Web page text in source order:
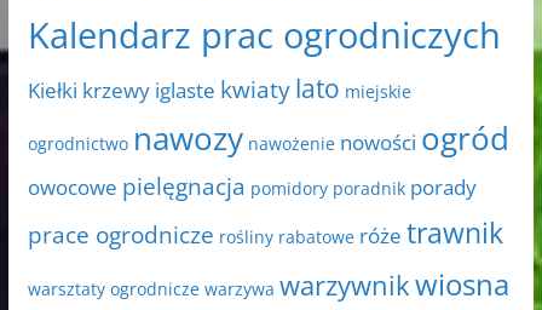
Kalendarz prac ogrodniczych
Kiełki krzewy iglaste kwiaty lato miejskie
ogrodnictwo nawozy nawożenie nowości ogród
owocowe pielęgnacja pomidory poradnik porady
prace ogrodnicze rośliny rabatowe róże trawnik
warsztaty ogrodnicze warzywa warzywnikwiosna